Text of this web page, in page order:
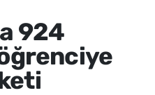
924